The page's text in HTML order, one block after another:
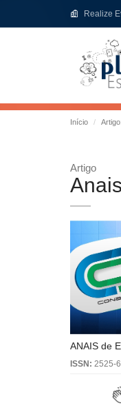
Realize
Início
Artigo
ANAIS de
ISSN: 2525-